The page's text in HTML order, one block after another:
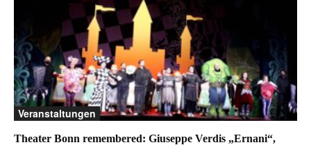
Veranstaltungen
Theater Bonn remembered: Giuseppe Verdis „Ernani“,